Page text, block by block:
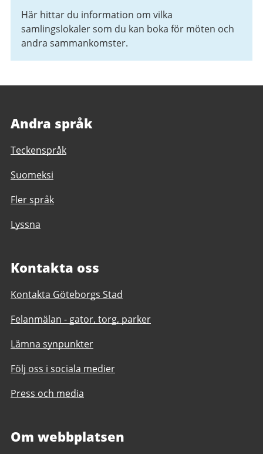
Här hittar du information om vilka
samlingslokaler som du kan boka för möten och
andra sammankomster.
Andra språk
Teckenspråk
Suomeksi
Fler språk
Lyssna
Kontakta oss
Kontakta Göteborgs Stad
Felanmälan - gator, torg, parker
Lämna synpunkter
Följ oss i sociala medier
Press och media
Om webbplatsen